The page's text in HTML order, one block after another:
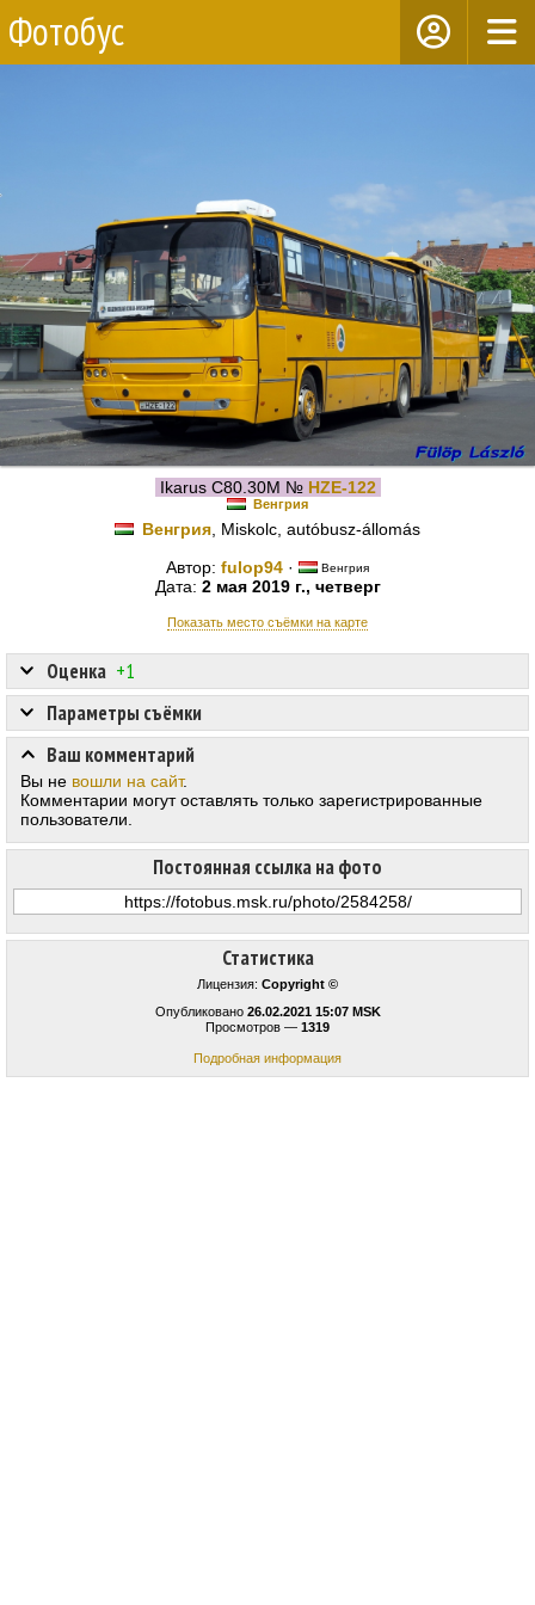
Фотобус
Ikarus C80.30M № HZE-122
Венгрия
Венгрия , Miskolc, autóbusz-állomás
Автор: fulop94 · Венгрия
Дата: 2 мая 2019 г., четверг
Показать место съёмки на карте
Статистика
Лицензия: Copyright ©
Опубликовано 26.02.2021 15:07 MSK
Просмотров — 1319
Подробная информация
Оценка +1
Постоянная ссылка на фото
Параметры съёмки
Ваш комментарий
Вы не вошли на сайт.
Комментарии могут оставлять только зарегистрированные
пользователи.